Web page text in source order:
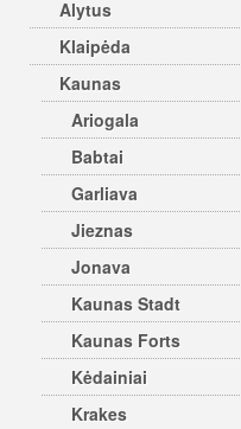
Alytus
Klaipėda
Kaunas
Ariogala
Babtai
Garliava
Jieznas
Jonava
Kaunas Stadt
Kaunas Forts
Kėdainiai
Krakes